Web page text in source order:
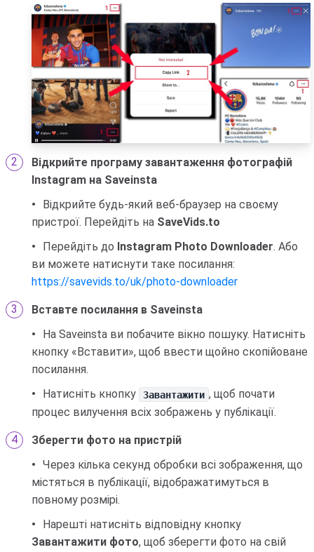
Відкрийте програму завантаження фотографій
Instagram на Saveinsta
Відкрийте будь-який веб-браузер на своєму
пристрої. Перейдіть на SaveVids.to
Перейдіть до Instagram Photo Downloader. Або
ви можете натиснути таке посилання:
https://savevids.to/uk/photo-downloader
Вставте посилання в Saveinsta
На Saveinsta ви побачите вікно пошуку. Натисніть
кнопку «Вставити», щоб ввести щойно скопійоване
посилання.
Натисніть кнопку
Завантажити , щоб почати
процес вилучення всіх зображень у публікації.
Зберегти фото на пристрій
Через кілька секунд обробки всі зображення, що
містяться в публікації, відображатимуться в
повному розмірі.
Нарешті натисніть відповідну кнопку
Завантажити фото, щоб зберегти фото на свій